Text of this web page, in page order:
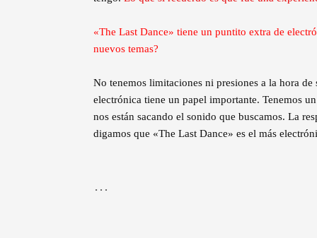
«The Last Dance» tiene un puntito extra de
nuevos temas?
No tenemos limitaciones ni presiones a la hora
electrónica tiene un papel importante. Tenemos
nos están sacando el sonido que buscamos. La
digamos que «The Last Dance» es el más
…